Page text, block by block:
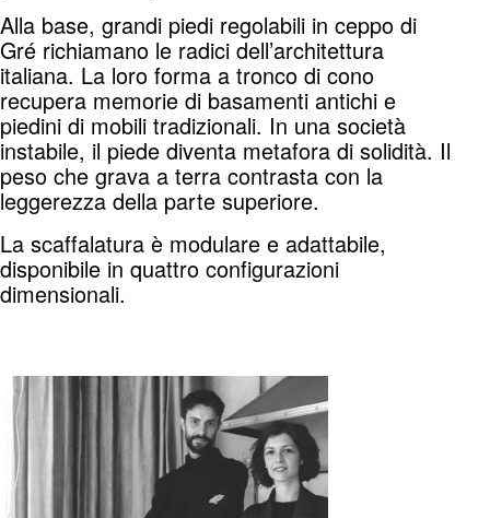
Alla base, grandi piedi regolabili in ceppo di
Gré richiamano le radici dell’architettura
italiana. La loro forma a tronco di cono
recupera memorie di basamenti antichi e
piedini di mobili tradizionali. In una società
instabile, il piede diventa metafora di solidità. Il
peso che grava a terra contrasta con la
leggerezza della parte superiore.
La scaffalatura è modulare e adattabile,
disponibile in quattro configurazioni
dimensionali.